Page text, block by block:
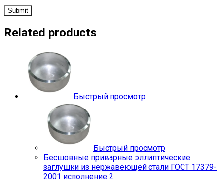
Related products
Быстрый просмотр
Быстрый просмотр
Бесшовные приварные эллиптические
заглушки из нержавеющей стали ГОСТ 17379-
2001 исполнение 2